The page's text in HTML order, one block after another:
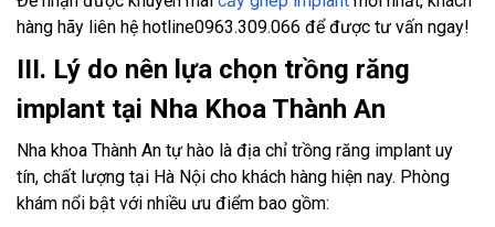
hàng hãy liên hệ hotline0963.309.066 để được tư vấn ngay!
III. Lý do nên lựa chọn trồng răng
implant tại Nha Khoa Thành An
Nha khoa Thành An tự hào là địa chỉ trồng răng implant uy
tín, chất lượng tại Hà Nội cho khách hàng hiện nay. Phòng
khám nổi bật với nhiều ưu điểm bao gồm: